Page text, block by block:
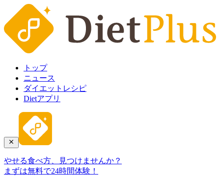
トップ
ニュース
ダイエットレシピ
Dietアプリ
やせる食べ方、見つけませんか？
まずは無料で24時間体験！